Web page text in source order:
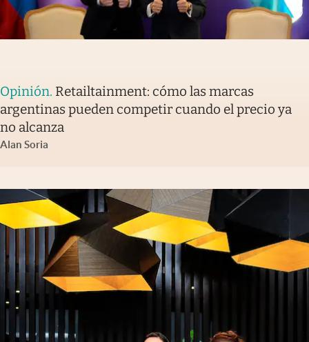
Opinión. Retailtainment: cómo las marcas
argentinas pueden competir cuando el precio ya
no alcanza
Alan Soria